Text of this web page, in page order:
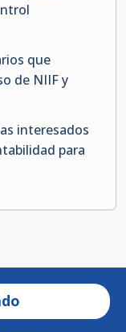
que
de NIIF y
interesados
para